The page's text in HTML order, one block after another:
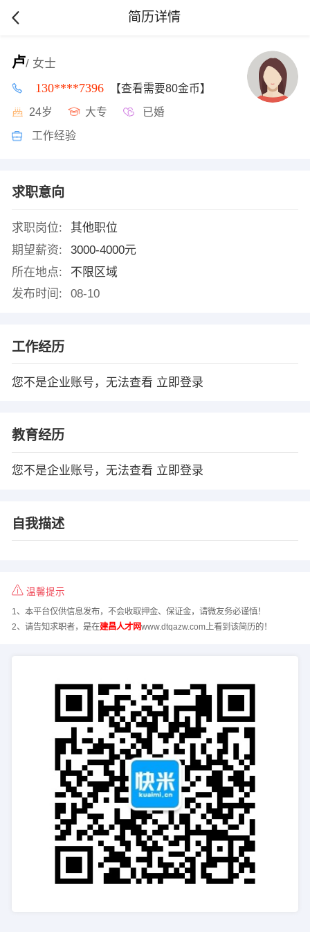
简历详情
卢/ 女士
130****7396 【查看需要80金币】
24岁 大专 已婚
工作经验
求职意向
求职岗位:
其他职位
期望薪资:
3000-4000元
所在地点:
不限区域
发布时间:
08-10
工作经历
您不是企业账号，无法查看 立即登录
教育经历
您不是企业账号，无法查看 立即登录
自我描述
温馨提示
1、本平台仅供信息发布，不会收取押金、保证金，请微友务必谨慎！
2、请告知求职者，是在建昌人才网www.dtqazw.com上看到该简历的！